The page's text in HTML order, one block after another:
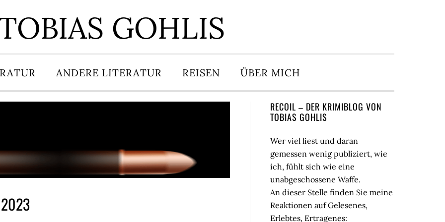
GOHLIS
ANDERE LITERATUR REISEN ÜBER MICH
Seitenspalte
RECOIL – DER KRIMIBLOG VON
TOBIAS GOHLIS
Wer viel liest und daran
gemessen wenig publiziert, wie
ich, fühlt sich wie eine
unabgeschossene Waffe.
An dieser Stelle finden Sie meine
Reaktionen auf Gelesenes,
Erlebtes, Ertragenes: